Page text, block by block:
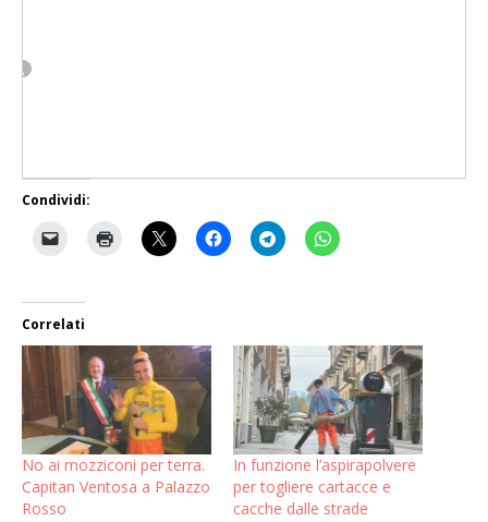
Condividi:
Correlati
No ai mozziconi per terra.
Capitan Ventosa a Palazzo
Rosso
In funzione l’aspirapolvere
per togliere cartacce e
cacche dalle strade